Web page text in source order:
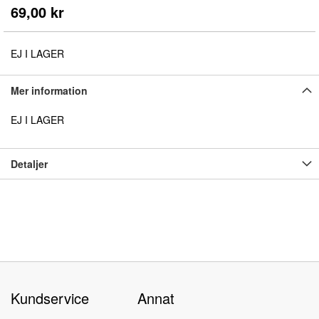
69,00 kr
EJ I LAGER
av
bildgalleriet
Mer information
EJ I LAGER
Detaljer
Kundservice Annat